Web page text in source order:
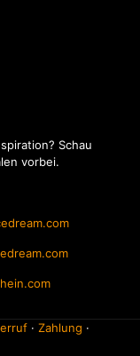
Schau
vorbei.
· Zahlung ·